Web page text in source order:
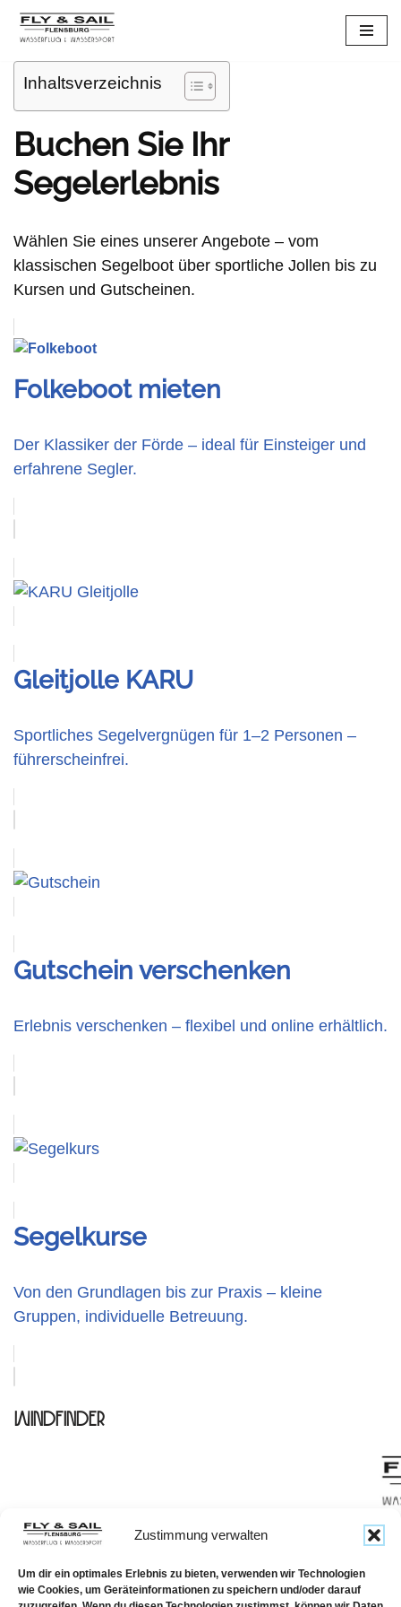
Zustimmung verwalten
Um dir ein optimales Erlebnis zu bieten, verwenden wir Technologien
wie Cookies, um Geräteinformationen zu speichern und/oder darauf
springen
Inhaltsverzeichnis
Buchen Sie Ihr
Segelerlebnis
Wählen Sie eines unserer Angebote – vom
klassischen Segelboot über sportliche Jollen bis zu
Kursen und Gutscheinen.
Folkeboot mieten
Der Klassiker der Förde – ideal für Einsteiger und
erfahrene Segler.
Gleitjolle KARU
Sportliches Segelvergnügen für 1–2 Personen –
führerscheinfrei.
Gutschein verschenken
Erlebnis verschenken – flexibel und online erhältlich.
Segelkurse
Von den Grundlagen bis zur Praxis – kleine
Gruppen, individuelle Betreuung.
Windfinder